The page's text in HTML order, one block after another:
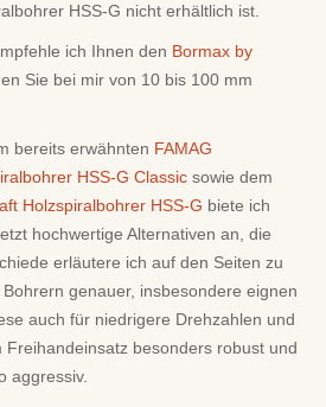
HSS-G nicht erhältlich ist.
ich Ihnen den Bormax by
Sie bei mir von 10 bis 100 mm
bereits erwähnten FAMAG
HSS-G Classic sowie dem
Holzspiralbohrer HSS-G biete ich
hochwertige Alternativen an, die
erläutere ich auf den Seiten zu
genauer, insbesondere eignen
auch für niedrigere Drehzahlen und
Freihandeinsatz besonders robust und
aggressiv.